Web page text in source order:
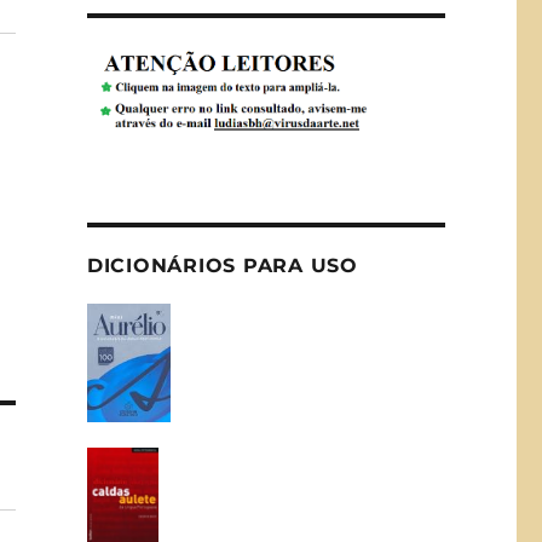
DICIONÁRIOS PARA USO